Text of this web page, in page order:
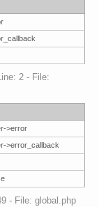
2 - File:
>error
>error_callback
- File: global.php